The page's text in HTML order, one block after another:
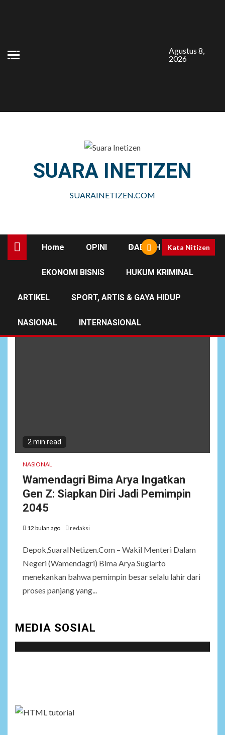
Agustus 8,
2026
SUARA INETIZEN
SUARAINETIZEN.COM
Home OPINI DAERAH
EKONOMI BISNIS HUKUM KRIMINAL
ARTIKEL SPORT, ARTIS & GAYA HIDUP
NASIONAL INTERNASIONAL
Kata Nitizen
2 min read
NASIONAL
Wamendagri Bima Arya Ingatkan
Gen Z: Siapkan Diri Jadi Pemimpin
2045
12 bulan ago redaksi
Depok,SuaraINetizen.Com – Wakil Menteri Dalam
Negeri (Wamendagri) Bima Arya Sugiarto
menekankan bahwa pemimpin besar selalu lahir dari
proses panjang yang...
MEDIA SOSIAL